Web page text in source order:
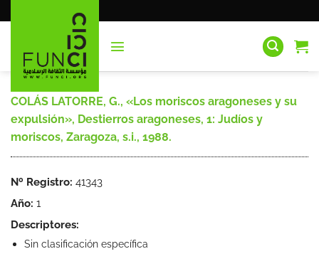
al
COLÁS LATORRE, G., «Los moriscos aragoneses y su
expulsión», Destierros aragoneses, 1: Judíos y
moriscos, Zaragoza, s.i., 1988.
Nº Registro: 41343
Año: 1
Descriptores:
Sin clasificación específica